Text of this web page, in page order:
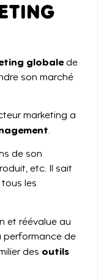
globalede
son marché
marketing a
.
de son
etc. Il sait
les
et réévalue au
performance de
des outils